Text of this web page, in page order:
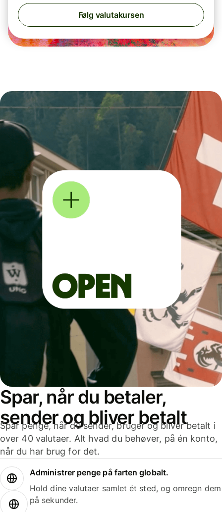
Følg valutakursen
Spar, når du betaler,
sender og bliver betalt
Spar penge, når du sender, bruger og bliver betalt i
over 40 valutaer. Alt hvad du behøver, på én konto,
når du har brug for det.
Administrer penge på farten globalt.
Hold dine valutaer samlet ét sted, og omregn dem
på sekunder.